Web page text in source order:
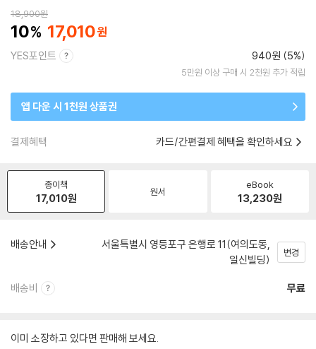
18,900원
10 17,010
YES포인트 940원 (5%)
5만원 이상 구매 시 2천원 추가 적립
앱 다운 시 1천원 상품권
결제혜택 카드/간편결제 혜택을 확인하세요
종이책
17,010원 원서
eBook
13,230원
배송안내
서울특별시 영등포구 은행로 11(여의도동,
일신빌딩)
변경
배송비 무료
이미 소장하고 있다면 판매해 보세요.